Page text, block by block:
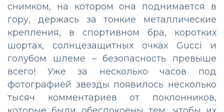
снимком, на котором она поднимается в
гору, держась за тонкие металлические
крепления, в спортивном бра, коротких
шортах, солнцезащитных очках Gucci и
голубом шлеме – безопасность превыше
всего! Уже за несколько часов под
фотографией звезды появилось несколько
тысяч комментариев от поклонников,